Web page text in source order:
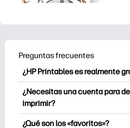
Preguntas frecuentes
¿HP Printables es realmente
HP Printables ofrece más de
imprimibles gratuitos para
imprimir. Explore páginas para
populares, divertidas hojas de
¿Necesitas una cuenta para
imprimir?
Puede explorar e imprimir sin
¿Qué son los «favoritos»?